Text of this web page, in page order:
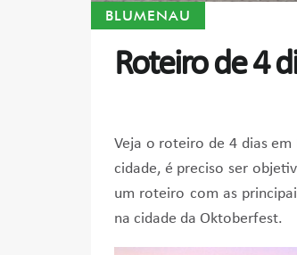
BLUMENAU
Roteiro de 4
Veja o roteiro de 4 dias em
cidade, é preciso ser
um roteiro com as
na cidade da Oktoberfest.